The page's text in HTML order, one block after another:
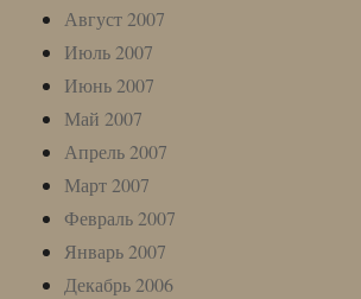
Август 2007
Июль 2007
Июнь 2007
Май 2007
Апрель 2007
Март 2007
Февраль 2007
Январь 2007
Декабрь 2006